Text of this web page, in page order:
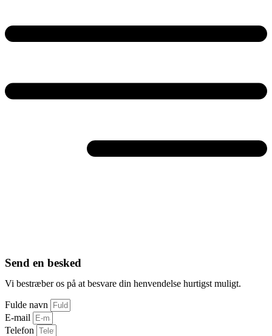
Send en besked
Vi bestræber os på at besvare din henvendelse hurtigst muligt.
Fulde navn
E-mail
Telefon